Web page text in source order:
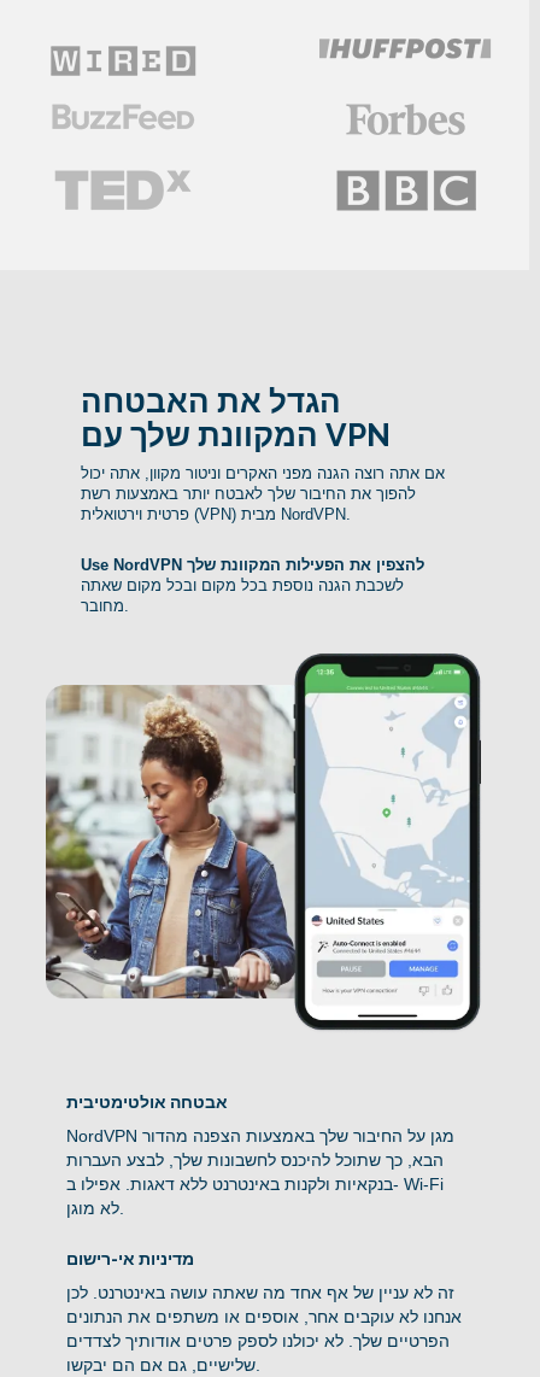
הגדל את האבטחה
המקוונת שלך עם VPN
אם אתה רוצה הגנה מפני האקרים וניטור מקוון, אתה יכול
להפוך את החיבור שלך לאבטח יותר באמצעות רשת
פרטית וירטואלית (VPN) מבית NordVPN.
Use NordVPN להצפין את הפעילות המקוונת שלך
לשכבת הגנה נוספת בכל מקום ובכל מקום שאתה
אבטחה אולטימטיבית
NordVPN מגן על החיבור שלך באמצעות הצפנה מהדור
הבא, כך שתוכל להיכנס לחשבונות שלך, לבצע העברות
בנקאיות ולקנות באינטרנט ללא דאגות. אפילו ב- Wi-Fi
לא מוגן.
מדיניות אי-רישום
זה לא עניין של אף אחד מה שאתה עושה באינטרנט. לכן
אנחנו לא עוקבים אחר, אוספים או משתפים את הנתונים
הפרטיים שלך. לא יכולנו לספק פרטים אודותיך לצדדים
שלישיים, גם אם הם יבקשו.